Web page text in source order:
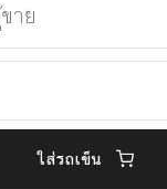
ใส่รถเข็น